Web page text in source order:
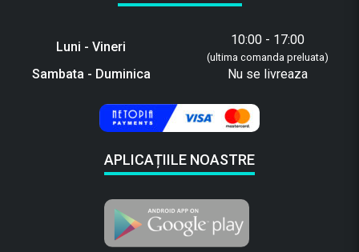
Luni - Vineri 10:00 - 17:00
(ultima comanda preluata)
Sambata - Duminica Nu se livreaza
APLICAȚIILE NOASTRE